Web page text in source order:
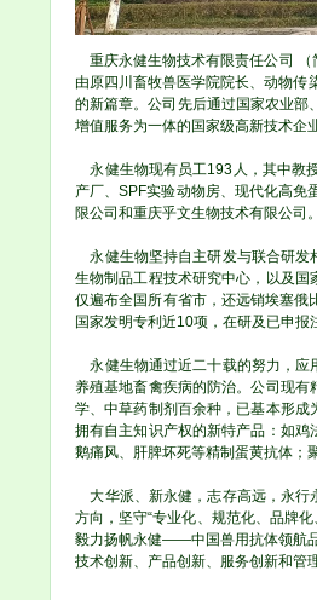
重庆永健生物技术有限责任公司
由原四川畜牧兽医学院院长、动物
的新篇章。公司先后通过国家农业部
增值服务为一体的国家级高新技术企
永健生物现有员工193人，其中教
产厂、SPF实验动物房、现代化高
限公司和重庆乎文生物技术有限公司。
永健生物坚持自主研发与联合研发
生物制品工程技术研究中心，以及
仅遍布全国所有省市，还远销埃塞俄
国家发明专利近10项，在研及已申报
永健生物通过近二十载的努力，应
养殖基地畜禽疾病的防治。公司现
学、中草药制剂百余种，已基本形成
拥有自主知识产权的新特产品：如
鹅痛风、肝脾坏死等精制蛋黄抗体；
大华派、新永健，志存高远，永行
方向，坚守“专业化、规范化、品牌
毅力扬帆永健——中国兽用抗体领航品
技术创新、产品创新、服务创新和管